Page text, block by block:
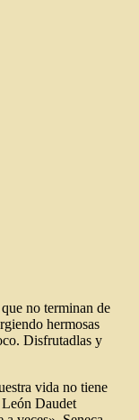
no terminan de
hermosas
Disfrutadlas y
vida no tiene
León Daudet